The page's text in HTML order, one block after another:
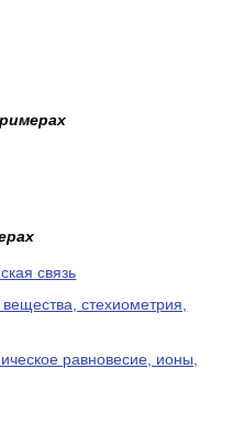
связь
стехиометрия,
равновесие, ионы,